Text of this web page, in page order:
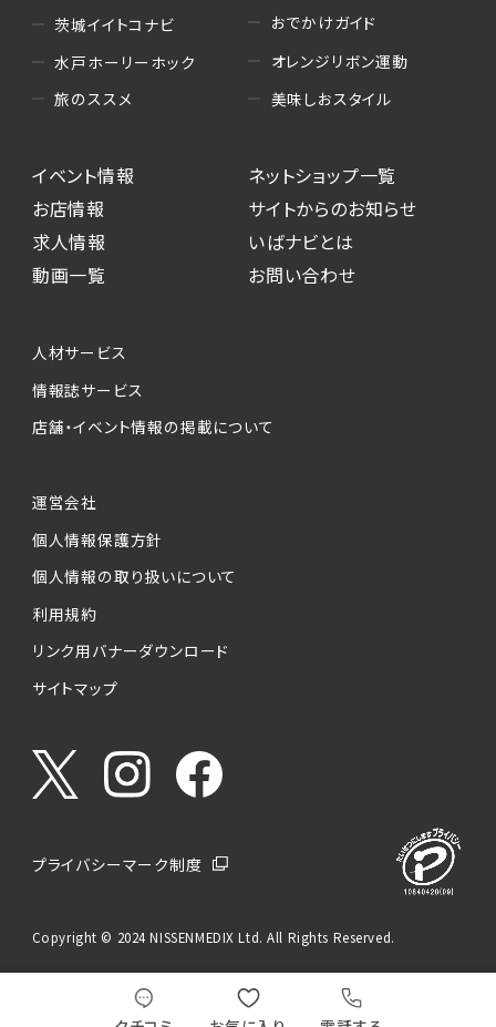
茨城イイトコナビ
水戸ホーリーホック
旅のススメ
おでかけガイド
オレンジリボン運動
美味しおスタイル
イベント情報
お店情報
求人情報
動画一覧
ネットショップ一覧
サイトからのお知らせ
いばナビとは
お問い合わせ
人材サービス
情報誌サービス
店舗・イベント情報の掲載について
運営会社
個人情報保護方針
個人情報の取り扱いについて
利用規約
リンク用バナーダウンロード
サイトマップ
プライバシーマーク制度
Copyright © 2024 NISSENMEDIX Ltd. All Rights Reserved.